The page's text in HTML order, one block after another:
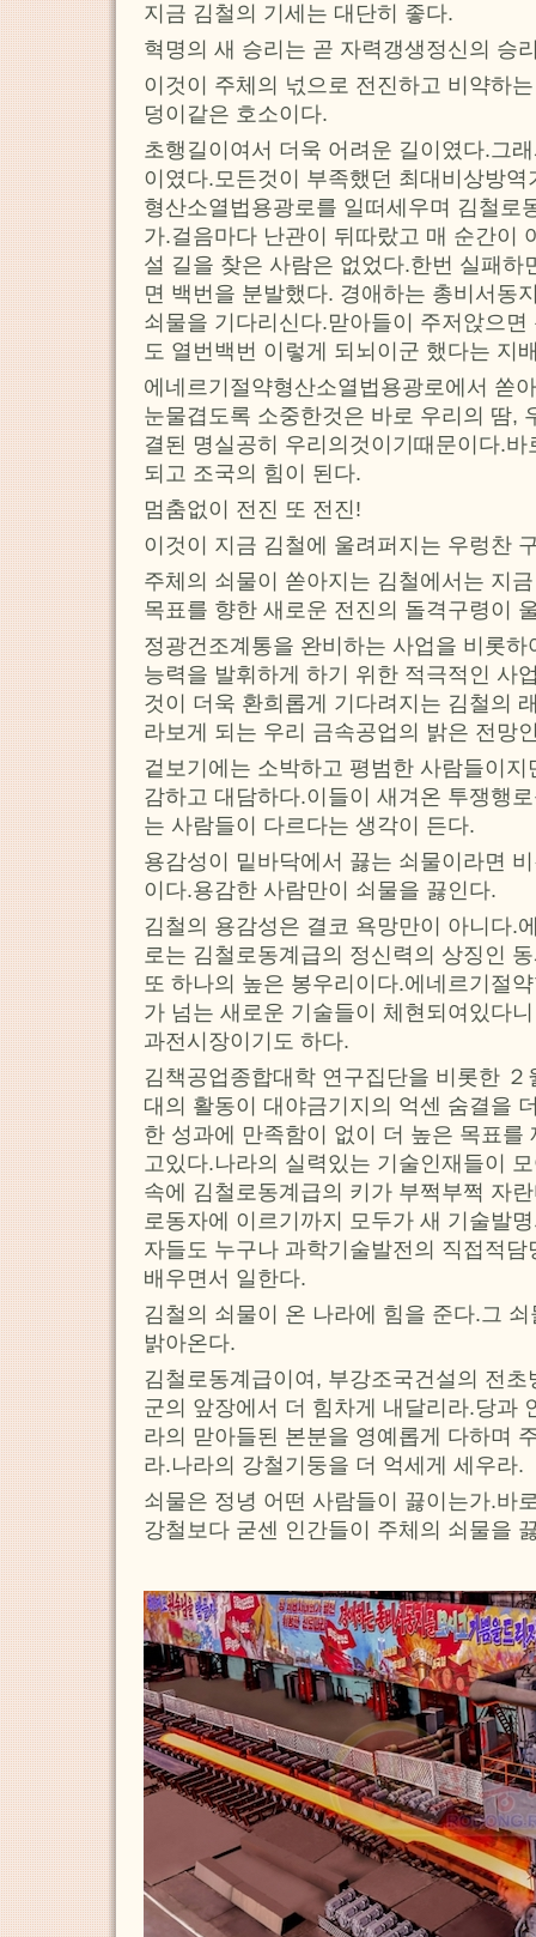
지금 김철의 기세는 대단히 좋다.
혁명의 새 승리는 곧 자력갱생정신의 승
이것이 주체의 넋으로 전진하고 비약하
덩이같은 호소이다.
초행길이여서 더욱 어려운 길이였다.그
이였다.모든것이 부족했던 최대비상방
형산소열법용광로를 일떠세우며 김철로
가.걸음마다 난관이 뒤따랐고 매 순간이
설 길을 찾은 사람은 없었다.한번 실패하
면 백번을 분발했다. 경애하는 총비서동
쇠물을 기다리신다.맏아들이 주저앉으
도 열번백번 이렇게 되뇌이군 했다는 지
에네르기절약형산소열법용광로에서 쏟
눈물겹도록 소중한것은 바로 우리의 땀,
결된 명실공히 우리의것이기때문이다.
되고 조국의 힘이 된다.
멈춤없이 전진 또 전진!
이것이 지금 김철에 울려퍼지는 우렁찬
주체의 쇠물이 쏟아지는 김철에서는 지
목표를 향한 새로운 전진의 돌격구령이
정광건조계통을 완비하는 사업을 비롯
능력을 발휘하게 하기 위한 적극적인 사
것이 더욱 환희롭게 기다려지는 김철의
라보게 되는 우리 금속공업의 밝은 전망
겉보기에는 소박하고 평범한 사람들이
감하고 대담하다.이들이 새겨온 투쟁행
는 사람들이 다르다는 생각이 든다.
용감성이 밑바닥에서 끓는 쇠물이라면
이다.용감한 사람만이 쇠물을 끓인다.
김철의 용감성은 결코 욕망만이 아니다.
로는 김철로동계급의 정신력의 상징인
또 하나의 높은 봉우리이다.에네르기절
가 넘는 새로운 기술들이 체현되여있다
과전시장이기도 하다.
김책공업종합대학 연구집단을 비롯한
대의 활동이 대야금기지의 억센 숨결을
한 성과에 만족함이 없이 더 높은 목표를
고있다.나라의 실력있는 기술인재들이
속에 김철로동계급의 키가 부쩍부쩍 자
로동자에 이르기까지 모두가 새 기술발
자들도 누구나 과학기술발전의 직접적
배우면서 일한다.
김철의 쇠물이 온 나라에 힘을 준다.그
밝아온다.
김철로동계급이여, 부강조국건설의 전
군의 앞장에서 더 힘차게 내달리라.당과
라의 맏아들된 본분을 영예롭게 다하며
라.나라의 강철기둥을 더 억세게 세우라.
쇠물은 정녕 어떤 사람들이 끓이는가.바
강철보다 굳센 인간들이 주체의 쇠물을